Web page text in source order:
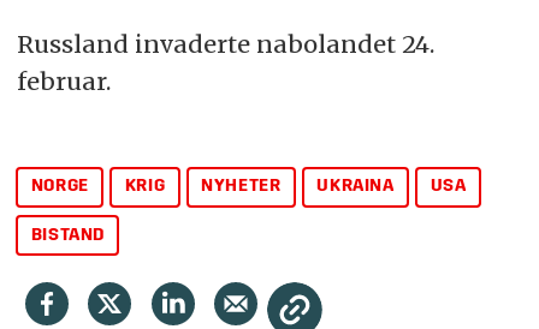
Russland invaderte nabolandet 24.
februar.
NORGE KRIG NYHETER UKRAINA USA
BISTAND